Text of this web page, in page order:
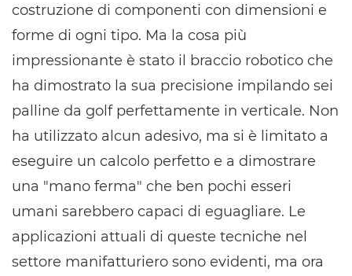
costruzione di componenti con dimensioni e
forme di ogni tipo. Ma la cosa più
impressionante è stato il braccio robotico che
ha dimostrato la sua precisione impilando sei
palline da golf perfettamente in verticale. Non
ha utilizzato alcun adesivo, ma si è limitato a
eseguire un calcolo perfetto e a dimostrare
una "mano ferma" che ben pochi esseri
umani sarebbero capaci di eguagliare. Le
applicazioni attuali di queste tecniche nel
settore manifatturiero sono evidenti, ma ora